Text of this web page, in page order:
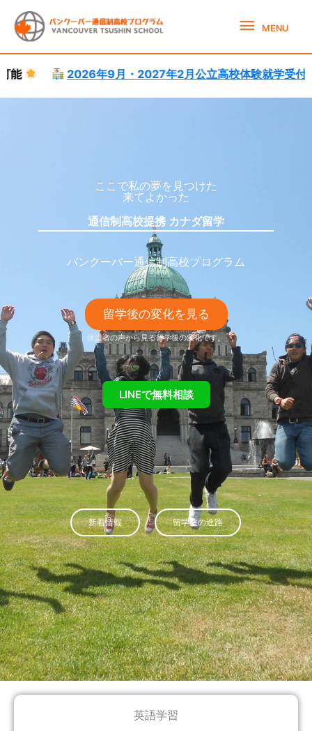
content
MENU
MENU
年9月・2027年2月公立高校体験就学受付中。語学学校は
ここで私の夢を見つけた
来てよかった
通信制高校提携 カナダ留学
バンクーバー通信制高校プログラム
留学後の変化を見る
保護者の声から見る留学後の変化です。
LINEで無料相談
新着情報 留学生の進路
英語学習